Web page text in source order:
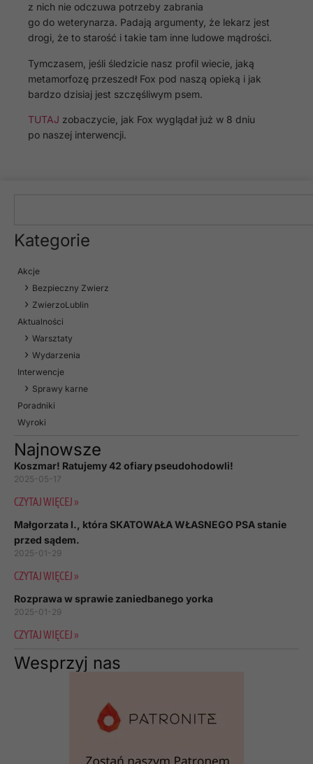
z nich nie odczuwa potrzeby zabrania
go do weterynarza. Padają argumenty, że lekarz jest
drogi, że to starość i takie tam inne ludowe mądrości.
Tymczasem, jeśli śledzicie nasz profil wiecie, jaką
metamorfozę przeszedł Fox pod naszą opieką i jak
bardzo dzisiaj jest szczęśliwym psem.
TUTAJ zobaczycie, jak Fox wyglądał już w 8 dniu
po naszej interwencji.
Kategorie
Akcje
Bezpieczny Zwierz
ZwierzoLublin
Aktualności
Warsztaty
Wydarzenia
Interwencje
Sprawy karne
Poradniki
Wyroki
Najnowsze
Koszmar! Ratujemy 42 ofiary pseudohodowli!
2025-05-17
CZYTAJ WIĘCEJ »
Małgorzata I., która SKATOWAŁA WŁASNEGO PSA stanie
przed sądem.
2025-01-29
CZYTAJ WIĘCEJ »
Rozprawa w sprawie zaniedbanego yorka
2025-01-29
CZYTAJ WIĘCEJ »
Wesprzyj nas